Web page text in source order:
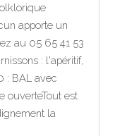
apporte un
au 05 65 41 53
: l'apéritif,
: BAL avec
ouverteTout est
la